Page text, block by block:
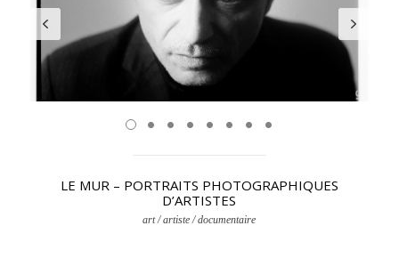
LE MUR – PORTRAITS PHOTOGRAPHIQUES
D’ARTISTES
art / artiste / documentaire